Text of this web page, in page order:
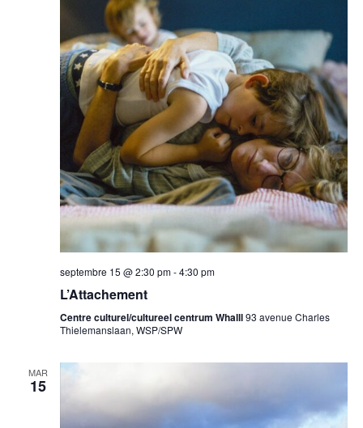
vues
septembre 15 @ 2:30 pm-4:30 pm
L’Attachement
Centre culturel/cultureel centrum Whalll93 avenue Charles
Thielemanslaan, WSP/SPW
MAR
15